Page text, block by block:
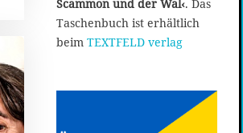
Scammon und der Wal‹. Das
Taschenbuch ist erhältlich
beim TEXTFELD verlag